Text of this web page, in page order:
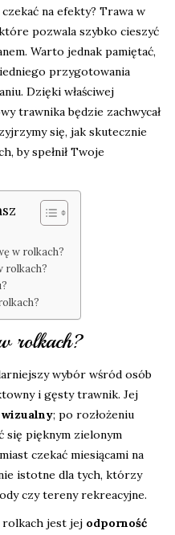
na efekty? Trawa w
pozwala szybko cieszyć
Warto jednak pamiętać,
przygotowania
Dzięki właściwej
trawnika będzie zachwycał
się, jak skutecznie
by spełnił Twoje
w rolkach?
rolkach?
rolkach?
wybór wśród osób
i gęsty trawnik. Jej
; po rozłożeniu
się pięknym zielonym
czekać miesiącami na
istotne dla tych, którzy
czy tereny rekreacyjne.
rolkach jest jej odporność